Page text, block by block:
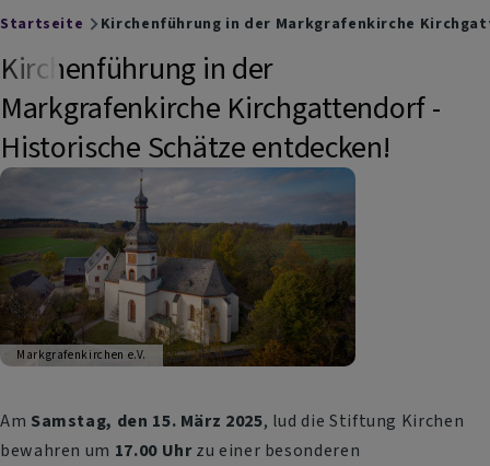
Breadcrumb
Startseite Kirchenführung in der Markgrafenkirche
Kirchenführung in der
Markgrafenkirche Kirchgattendorf -
Historische Schätze entdecken!
Markgrafenkirchen e.V.
Am Samstag, den 15. März 2025, lud die Stiftung Kirchen
bewahren um 17.00 Uhrzu einer besonderen